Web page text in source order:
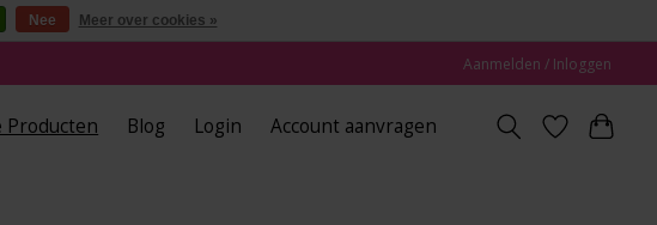
Aanmelden / Inloggen
Producten Blog Login Account aanvragen
Nee Meer over cookies »